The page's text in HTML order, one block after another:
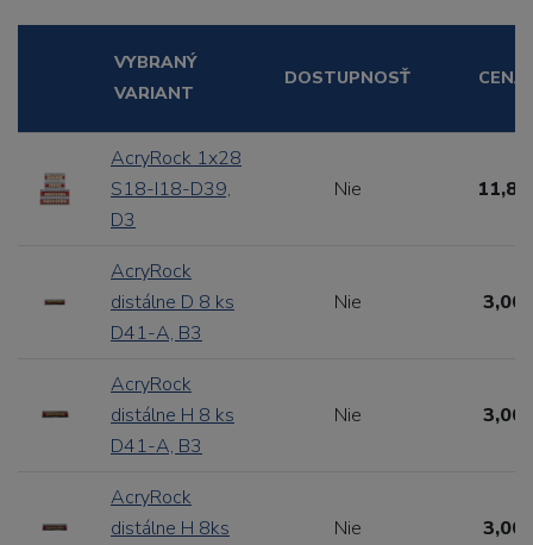
VYBRANÝ
VARIANT
DOSTUPNOSŤ CENA
AcryRock 1x28
S18-I18-D39,
D3
Nie
AcryRock
distálne D 8 ks
D41-A, B3
Nie 3,00
AcryRock
distálne H 8 ks
D41-A, B3
Nie 3,00
AcryRock
distálne H 8ks
Nie 3,00